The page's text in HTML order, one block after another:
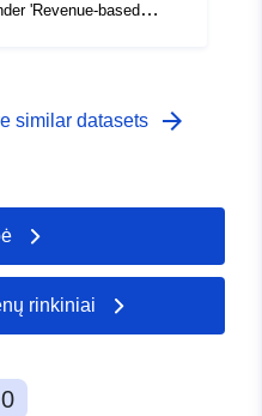
'Revenue-based
regional
similar datasets arrow_forward
rinkiniai
0